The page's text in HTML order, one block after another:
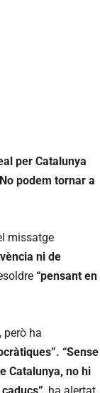
per Catalunya
podem tornar a
missatge
ni de
“pensant en
, però ha
“Sense
Catalunya, no hi